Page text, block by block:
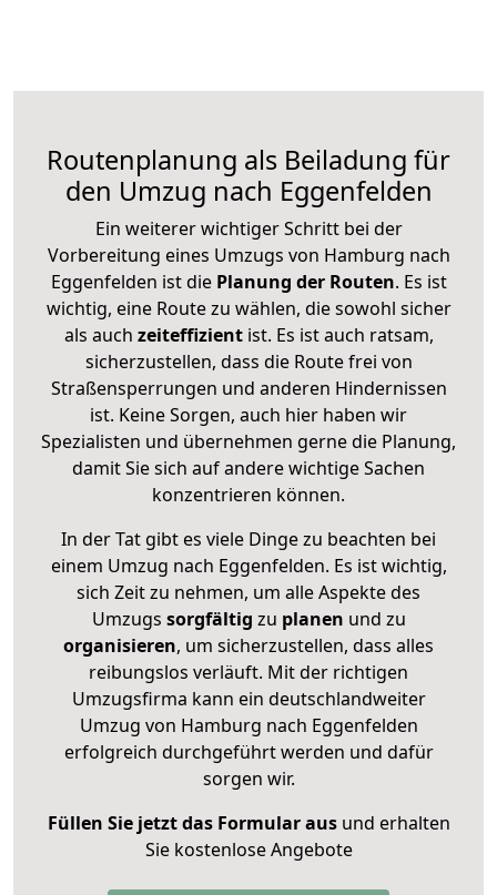
Routenplanung als Beiladung für
den Umzug nach Eggenfelden
Ein weiterer wichtiger Schritt bei der
Vorbereitung eines Umzugs von Hamburg nach
Eggenfelden ist diePlanung der Routen. Es ist
wichtig, eine Route zu wählen, die sowohl sicher
als auch zeiteffizientist. Es ist auch ratsam,
sicherzustellen, dass die Route frei von
Straßensperrungen und anderen Hindernissen
ist. Keine Sorgen, auch hier haben wir
Spezialisten und übernehmen gerne die Planung,
damit Sie sich auf andere wichtige Sachen
konzentrieren können.
In der Tat gibt es viele Dinge zu beachten bei
einem Umzug nach Eggenfelden. Es ist wichtig,
sich Zeit zu nehmen, um alle Aspekte des
Umzugs sorgfältig zu planen und zu
organisieren, um sicherzustellen, dass alles
reibungslos verläuft. Mit der richtigen
Umzugsfirma kann ein deutschlandweiter
Umzug von Hamburg nach Eggenfelden
erfolgreich durchgeführt werden und dafür
sorgen wir.
Füllen Sie jetzt das Formular ausund erhalten
Sie kostenlose Angebote